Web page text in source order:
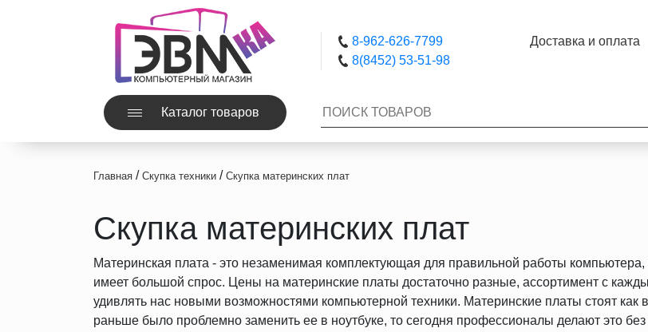
Каталог товаров
8-962-626-7799
8(8452) 53-51-98
Доставка и оплата
Главная / Скупка техники / Скупка материнских плат
Скупка материнских плат
Материнская плата - это незаменимая комплектующая для правильной работы компьютера,
имеет большой спрос. Цены на материнские платы достаточно разные, ассортимент с
удивлять нас новыми возможностями компьютерной техники. Материнские платы стоят как
раньше было проблемно заменить ее в ноутбуке, то сегодня профессионалы делают это